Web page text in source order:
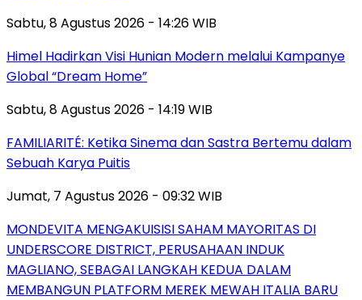
Sabtu, 8 Agustus 2026 - 14:26 WIB
Himel Hadirkan Visi Hunian Modern melalui Kampanye
Global “Dream Home”
Sabtu, 8 Agustus 2026 - 14:19 WIB
FAMILIARITÉ: Ketika Sinema dan Sastra Bertemu dalam
Sebuah Karya Puitis
Jumat, 7 Agustus 2026 - 09:32 WIB
MONDEVITA MENGAKUISISI SAHAM MAYORITAS DI
UNDERSCORE DISTRICT, PERUSAHAAN INDUK
MAGLIANO, SEBAGAI LANGKAH KEDUA DALAM
MEMBANGUN PLATFORM MEREK MEWAH ITALIA BARU